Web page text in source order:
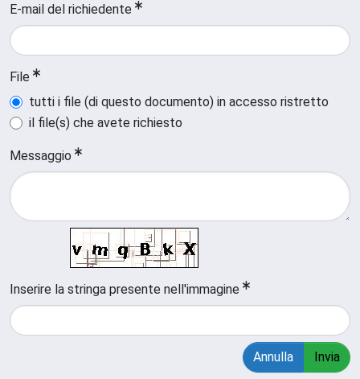
E-mail del richiedente
File
tutti i file (di questo documento) in accesso ristretto
il file(s) che avete richiesto
Messaggio
Inserire la stringa presente nell'immagine
Annulla Invia